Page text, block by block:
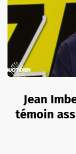
Jean
témoin